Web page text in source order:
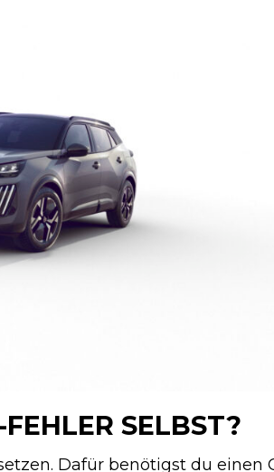
SELBST?
Dafür benötigst du einen